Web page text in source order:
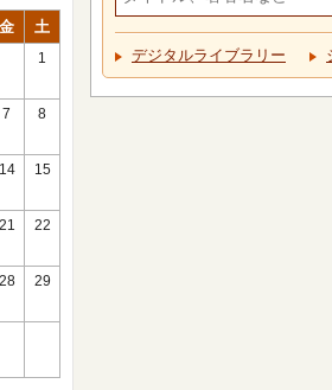
金 土
1
7 8
14 15
21 22
28 29
デジタルライブラリー